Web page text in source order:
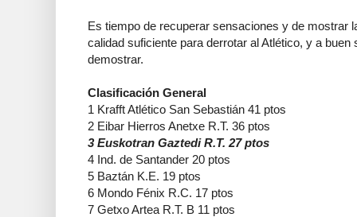
Es tiempo de recuperar sensaciones y de mostrar
calidad suficiente para derrotar al Atlético, y a
demostrar.
Clasificación General
1 Krafft Atlético San Sebastián 41 ptos
2 Eibar Hierros Anetxe R.T. 36 ptos
3 Euskotran Gaztedi R.T. 27 ptos
4 Ind. de Santander 20 ptos
5 Baztán K.E. 19 ptos
6 Mondo Fénix R.C. 17 ptos
7 Getxo Artea R.T. B 11 ptos